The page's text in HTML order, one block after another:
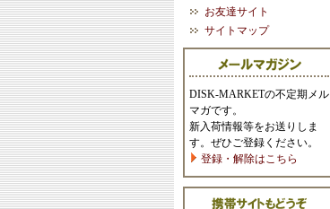
お友達サイト
サイトマップ
DISK-MARKETの不定期メル
マガです。
新入荷情報等をお送りしま
す。ぜひご登録ください。
登録・解除はこちら